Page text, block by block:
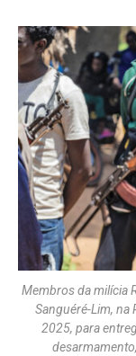
Membros da milícia
Sanguéré-Lim, na
2025, para